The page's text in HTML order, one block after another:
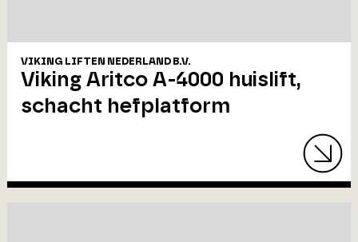
VIKING LIFTEN NEDERLAND B.V.
Viking Aritco A-4000 huislift,
schacht hefplatform